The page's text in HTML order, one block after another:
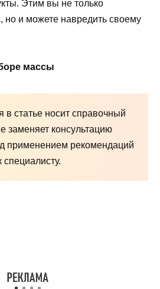
Этим вы не только
но и можете навредить своему
массы
статье носит справочный
заменяет консультацию
применением рекомендаций
специалисту.